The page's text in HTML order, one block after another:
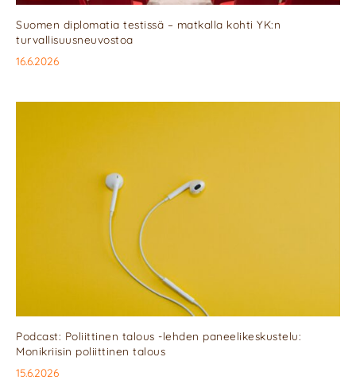
Suomen diplomatia testissä – matkalla kohti YK:n
turvallisuusneuvostoa
16.6.2026
Podcast: Poliittinen talous -lehden paneelikeskustelu:
Monikriisin poliittinen talous
15.6.2026